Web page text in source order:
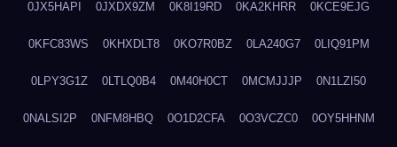
0JX5HAPI 0JXDX9ZM 0K8I19RD 0KA2KHRR 0KCE9EJG
0KFC83WS 0KHXDLT8 0KO7R0BZ 0LA240G7 0LIQ91PM
0LPY3G1Z 0LTLQ0B4 0M40H0CT 0MCMJJJP 0N1LZI50
0NALSI2P 0NFM8HBQ 0O1D2CFA 0O3VCZC0 0OY5HHNM